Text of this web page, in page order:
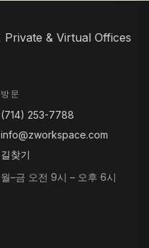
방문
(714) 253-7788
info@zworkspace.com
길찾기
월–금 오전 9시 – 오후 6시